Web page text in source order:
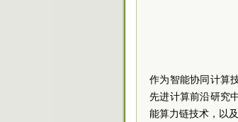
作为智能协同计算
先进计算前沿研究
能算力链技术，以